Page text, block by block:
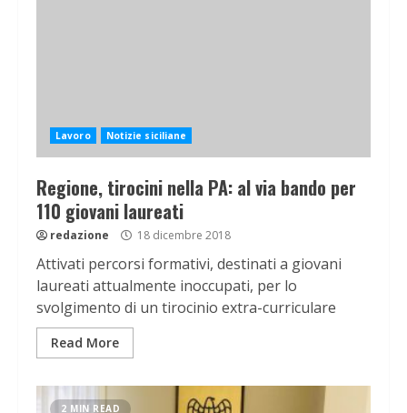
Lavoro Notizie siciliane
Regione, tirocini nella PA: al via bando per
110 giovani laureati
redazione 18 dicembre 2018
Attivati percorsi formativi, destinati a giovani
laureati attualmente inoccupati, per lo
svolgimento di un tirocinio extra-curriculare
Read More
2 MIN READ